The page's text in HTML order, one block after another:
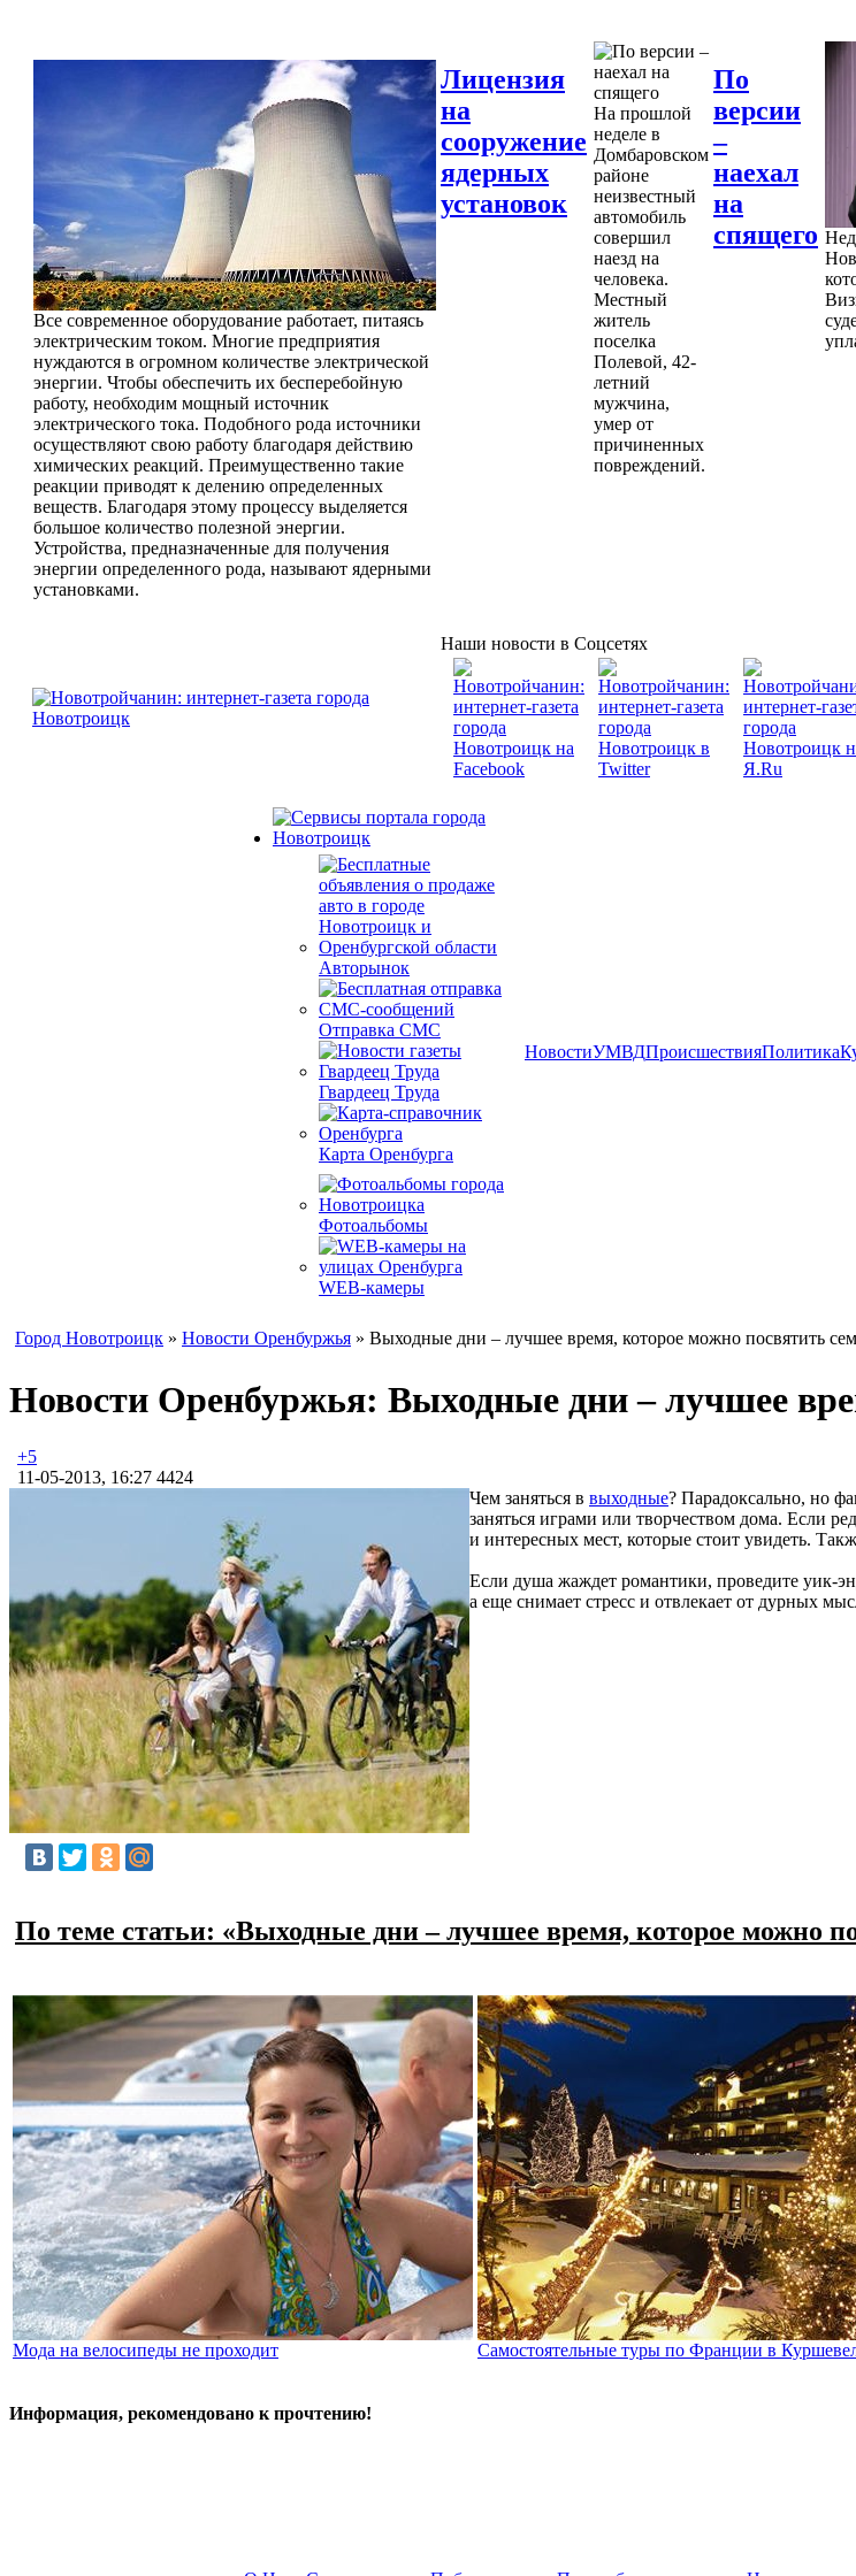
Все современное оборудование работает, питаясь
электрическим током. Многие предприятия
нуждаются в огромном количестве электрической
энергии. Чтобы обеспечить их бесперебойную
работу, необходим мощный источник
электрического тока. Подобного рода источники
осуществляют свою работу благодаря действию
химических реакций. Преимущественно такие
реакции приводят к делению определенных
веществ. Благодаря этому процессу выделяется
большое количество полезной энергии.
Устройства, предназначенные для получения
энергии определенного рода, называют ядерными
установками.
Лицензия
на
сооружение
ядерных
установок
На прошлой
неделе в
Домбаровском
районе
неизвестный
автомобиль
совершил
наезд на
человека.
Местный
житель
поселка
Полевой, 42-
летний
мужчина,
умер от
причиненных
повреждений.
По
версии
–
наехал
на
спящего
Наши новости в Соцсетях
Авторынок
Отправка СМС
Гвардеец Труда
Карта Оренбурга
Фотоальбомы
WEB-камеры
НовостиУМВДПроисшествияПолитика
Город Новотроицк » Новости Оренбуржья » Выходные дни – лучшее время, которое можно посвятить
Новости Оренбуржья: Выходные дни – лучшее
+5
11-05-2013, 16:27 4424
Чем заняться в выходные? Парадоксально, но
заняться играми или творчеством дома. Если
и интересных мест, которые стоит увидеть.
Если душа жаждет романтики, проведите уик-
а еще снимает стресс и отвлекает от дурных
По теме статьи: «Выходные дни – лучшее время, которое можно
Мода на велосипеды не проходит Самостоятельные туры по Франции в
Информация, рекомендовано к прочтению!